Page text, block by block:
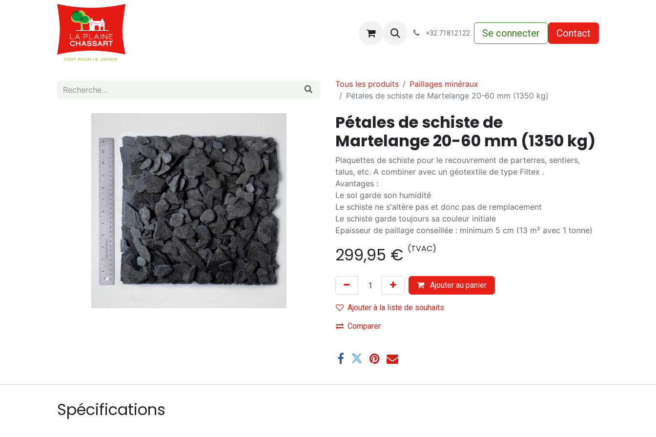
Conditions-generales-de-vente
+32 71812122 Se connecter Contact
Tous les produits
Paillages minéraux
Pétales de schiste de Martelange 20-60 mm (1350 kg)
Pétales de schiste de
Martelange 20-60 mm (1350 kg)
Plaquettes de schiste pour le recouvrement de parterres, sentiers,
talus, etc. A combiner avec un géotextile de type Filtex .
Avantages :
Le sol garde son humidité
Le schiste ne s'altère pas et donc pas de remplacement
Le schiste garde toujours sa couleur initiale
Epaisseur de paillage conseillée : minimum 5 cm (13 m² avec 1 tonne)
299,95 € (TVAC)
Ajouter au panier
Ajouter à la liste de souhaits
Comparer
Spécifications